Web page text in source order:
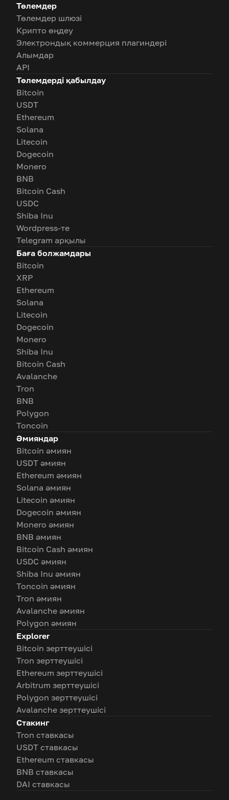
Төлемдер
Төлемдер шлюзі
Крипто өңдеу
Электрондық коммерция плагиндері
Алымдар
API
Төлемдерді қабылдау
Bitcoin
USDT
Ethereum
Solana
Litecoin
Dogecoin
Monero
BNB
Bitcoin Cash
USDC
Shiba Inu
Wordpress-те
Telegram арқылы
Баға болжамдары
Bitcoin
XRP
Ethereum
Solana
Litecoin
Dogecoin
Monero
Shiba Inu
Bitcoin Cash
Avalanche
Tron
BNB
Polygon
Toncoin
Әмияндар
Bitcoin әмиян
USDT әмиян
Ethereum әмиян
Solana әмиян
Litecoin әмиян
Dogecoin әмиян
Monero әмиян
BNB әмиян
Bitcoin Cash әмиян
USDC әмиян
Shiba Inu әмиян
Toncoin әмиян
Tron әмиян
Avalanche әмиян
Polygon әмиян
Explorer
Bitcoin зерттеушісі
Tron зерттеушісі
Ethereum зерттеушісі
Arbitrum зерттеушісі
Polygon зерттеушісі
Avalanche зерттеушісі
Стакинг
Tron ставкасы
USDT ставкасы
Ethereum ставкасы
BNB ставкасы
DAI ставкасы